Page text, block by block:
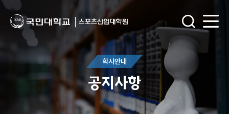
학사안내
공지사항